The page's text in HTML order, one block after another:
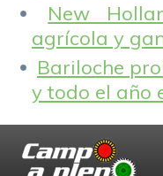
New
agrícola y
Bariloche
y todo el año